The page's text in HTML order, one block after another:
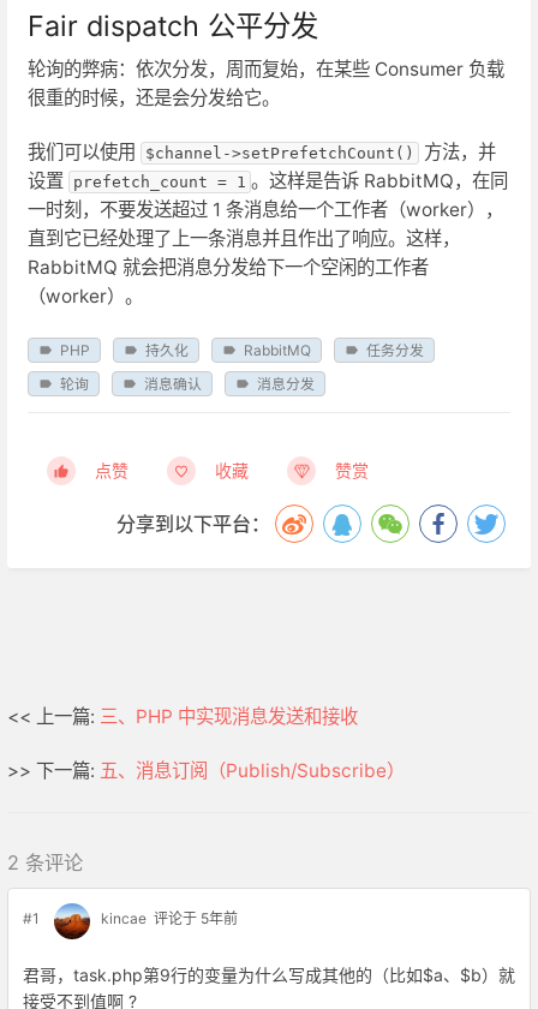
Fair dispatch 公平分发
轮询的弊病：依次分发，周而复始，在某些 Consumer 负载
很重的时候，还是会分发给它。
我们可以使用 $channel->setPrefetchCount()
方法，并
设置 prefetch_count = 1 。这样是告诉 RabbitMQ，在同
一时刻，不要发送超过 1 条消息给一个工作者（worker），
直到它已经处理了上一条消息并且作出了响应。这样，
RabbitMQ 就会把消息分发给下一个空闲的工作者
（worker）。
PHP 持久化 RabbitMQ
任务分发
轮询
消息确认 消息分发
点赞 收藏 赞赏
分享到以下平台：
<< 上一篇: 三、PHP 中实现消息发送和接收
>> 下一篇: 五、消息订阅（Publish/Subscribe）
2 条评论
#1 kincae 评论于 5年前
君哥，task.php第9行的变量为什么写成其他的（比如$a、$b）就
接受不到值啊 ?